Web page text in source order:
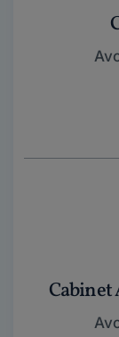
Cabinet